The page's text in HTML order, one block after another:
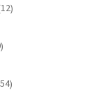
12izdelkov
izdelkov
izdelkov